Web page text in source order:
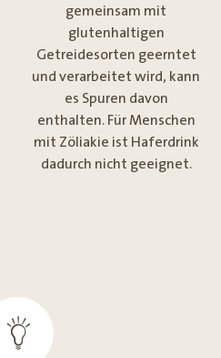
gemeinsam mit
glutenhaltigen
Getreidesorten geerntet
und verarbeitet wird, kann
es Spuren davon
enthalten. Für Menschen
mit Zöliakie ist Haferdrink
dadurch nicht geeignet.